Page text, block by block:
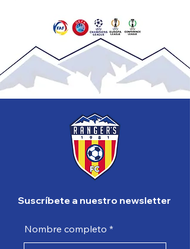
Suscríbete a nuestro newsletter
Nombre completo